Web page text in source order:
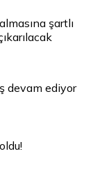
şartlı
devam ediyor